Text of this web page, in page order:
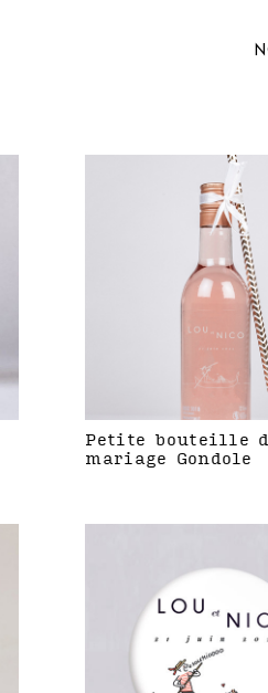
Petite bouteille
mariage Gondole